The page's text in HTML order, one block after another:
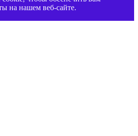
на нашем веб-сайте.